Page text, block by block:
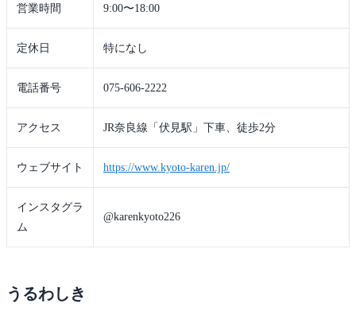
営業時間 9:00〜18:00
定休日 特になし
電話番号 075-606-2222
アクセス JR奈良線「伏見駅」下車、徒歩2分
ウェブサイト https://www.kyoto-karen.jp/
インスタグラ
ム
@karenkyoto226
うるわしき